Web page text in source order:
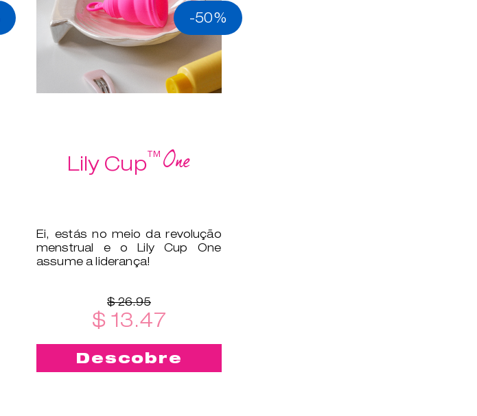
-50%
Lily Cup™One
Ei, estás no meio da revolução
menstrual e o Lily Cup One
assume a liderança!
$ 26.95
$ 13.47
Descobre